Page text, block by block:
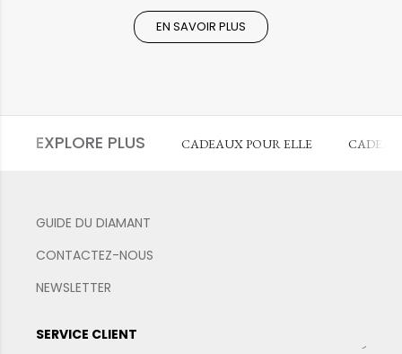
EN SAVOIR PLUS
EXPLORE PLUS CADEAUX POUR ELLE
GUIDE DU DIAMANT
CONTACTEZ-NOUS
NEWSLETTER
SERVICE CLIENT